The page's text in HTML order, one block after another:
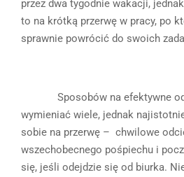
przez dwa tygodnie wakacji,
to na krótką przerwę w pracy, po
sprawnie powrócić do swoich
Sposobów na efektywne
wymieniać wiele, jednak
sobie na przerwę – chwilowe
wszechobecnego pośpiechu i
się, jeśli odejdzie się od biurka.